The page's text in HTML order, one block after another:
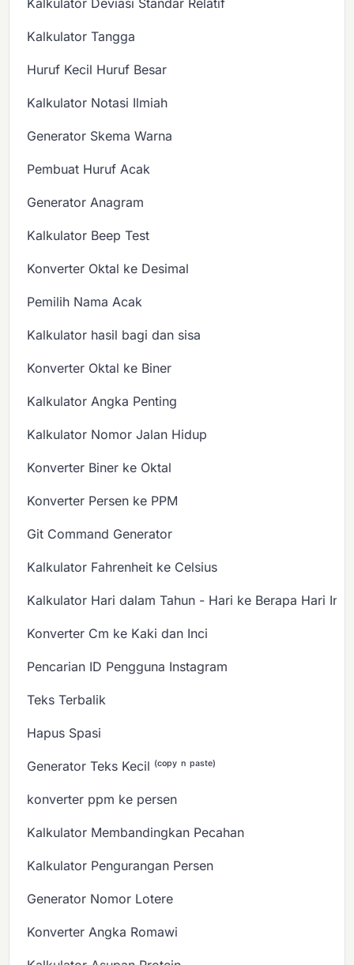
Kalkulator Deviasi Standar Relatif
Kalkulator Tangga
Huruf Kecil Huruf Besar
Kalkulator Notasi Ilmiah
Generator Skema Warna
Pembuat Huruf Acak
Generator Anagram
Kalkulator Beep Test
Konverter Oktal ke Desimal
Pemilih Nama Acak
Kalkulator hasil bagi dan sisa
Konverter Oktal ke Biner
Kalkulator Angka Penting
Kalkulator Nomor Jalan Hidup
Konverter Biner ke Oktal
Konverter Persen ke PPM
Git Command Generator
Kalkulator Fahrenheit ke Celsius
Kalkulator Hari dalam Tahun - Hari ke Berapa Hari Ini?
Konverter Cm ke Kaki dan Inci
Pencarian ID Pengguna Instagram
Teks Terbalik
Hapus Spasi
Generator Teks Kecil ⁽ᶜᵒᵖʸ ⁿ ᵖᵃˢᵗᵉ⁾
konverter ppm ke persen
Kalkulator Membandingkan Pecahan
Kalkulator Pengurangan Persen
Generator Nomor Lotere
Konverter Angka Romawi